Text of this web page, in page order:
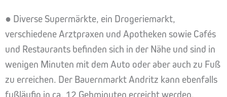
● Diverse Supermärkte, ein Drogeriemarkt,
verschiedene Arztpraxen und Apotheken sowie Cafés
und Restaurants befinden sich in der Nähe und sind in
wenigen Minuten mit dem Auto oder aber auch zu Fuß
zu erreichen. Der Bauernmarkt Andritz kann ebenfalls